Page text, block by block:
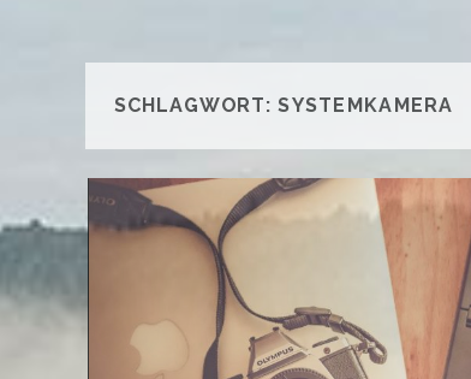
SCHLAGWORT:SYSTEMKAMERA